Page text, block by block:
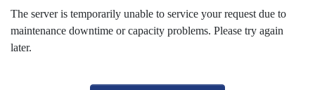
The server is temporarily unable to service your request due to
maintenance downtime or capacity problems. Please try again
later.